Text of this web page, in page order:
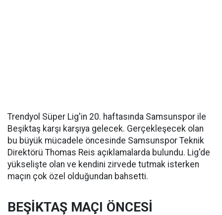
Trendyol Süper Lig'in 20. haftasında Samsunspor ile
Beşiktaş karşı karşıya gelecek. Gerçekleşecek olan
bu büyük mücadele öncesinde Samsunspor Teknik
Direktörü Thomas Reis açıklamalarda bulundu. Lig'de
yükselişte olan ve kendini zirvede tutmak isterken
maçın çok özel olduğundan bahsetti.
BEŞİKTAŞ MAÇI ÖNCESİ